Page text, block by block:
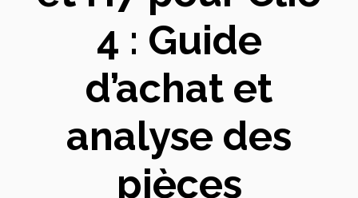
4 : Guide
d’achat et
analyse des
pièces